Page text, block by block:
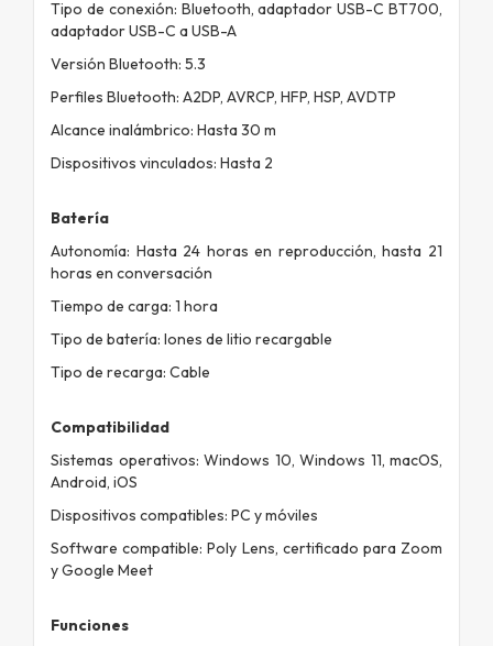
Tipo de conexión: Bluetooth, adaptador USB-C BT700,
adaptador USB-C a USB-A
Versión Bluetooth: 5.3
Perfiles Bluetooth: A2DP, AVRCP, HFP, HSP, AVDTP
Alcance inalámbrico: Hasta 30 m
Dispositivos vinculados: Hasta 2
Batería
Autonomía: Hasta 24 horas en reproducción, hasta 21
horas en conversación
Tiempo de carga: 1 hora
Tipo de batería: Iones de litio recargable
Tipo de recarga: Cable
Compatibilidad
Sistemas operativos: Windows 10, Windows 11, macOS,
Android, iOS
Dispositivos compatibles: PC y móviles
Software compatible: Poly Lens, certificado para Zoom
y Google Meet
Funciones